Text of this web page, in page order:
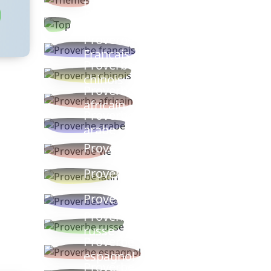
thèmes
Proverbe
Français
Proverbe
chinois
Proverbe
africain
Proverbe
arabe
Proverbe vie
Proverbe latin
Proverbes ete
Proverbe
russe
Proverbe
espagnol
Proverbe